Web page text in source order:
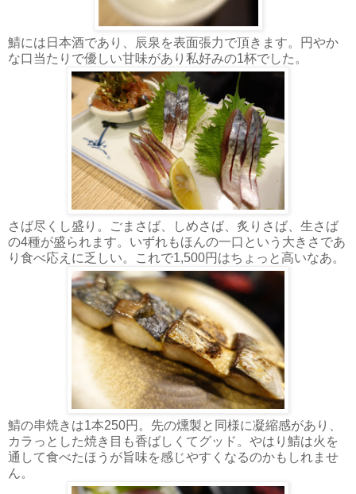
鯖には日本酒であり、辰泉を表面張力で頂きます。円やか
な口当たりで優しい甘味があり私好みの1杯でした。
さば尽くし盛り。ごまさば、しめさば、炙りさば、生さば
の4種が盛られます。いずれもほんの一口という大きさであ
り食べ応えに乏しい。これで1,500円はちょっと高いなあ。
鯖の串焼きは1本250円。先の燻製と同様に凝縮感があり、
カラっとした焼き目も香ばしくてグッド。やはり鯖は火を
通して食べたほうが旨味を感じやすくなるのかもしれませ
ん。